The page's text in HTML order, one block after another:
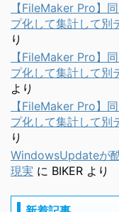
【FileMaker Pro】
プ化して集計して別
り
【FileMaker Pro】
プ化して集計して別
より
【FileMaker Pro】
プ化して集計して別
り
WindowsUpdateが
現実 に BIKER より